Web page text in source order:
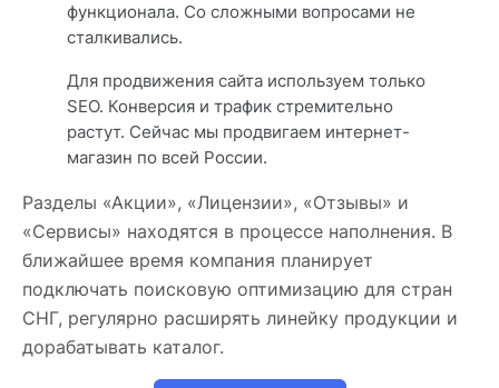
функционала. Со сложными вопросами не
сталкивались.
Для продвижения сайта используем только
SEO. Конверсия и трафик стремительно
растут. Сейчас мы продвигаем интернет-
магазин по всей России.
Разделы «Акции», «Лицензии», «Отзывы» и
«Сервисы» находятся в процессе наполнения. В
ближайшее время компания планирует
подключать поисковую оптимизацию для стран
СНГ, регулярно расширять линейку продукции и
дорабатывать каталог.